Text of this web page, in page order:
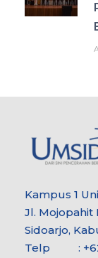
Kampus 1
Jl. Mojopahit
Sidoarjo,
Telp :